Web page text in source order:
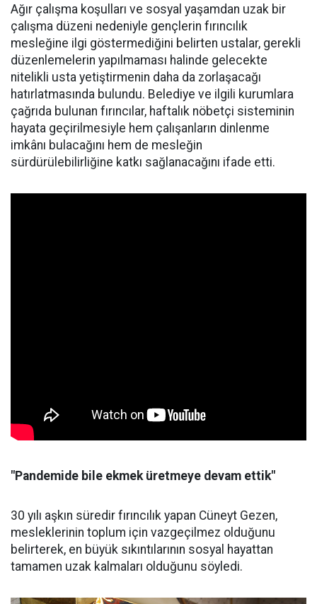
Ağır çalışma koşulları ve sosyal yaşamdan uzak bir
çalışma düzeni nedeniyle gençlerin fırıncılık
mesleğine ilgi göstermediğini belirten ustalar, gerekli
düzenlemelerin yapılmaması halinde gelecekte
nitelikli usta yetiştirmenin daha da zorlaşacağı
hatırlatmasında bulundu. Belediye ve ilgili kurumlara
çağrıda bulunan fırıncılar, haftalık nöbetçi sisteminin
hayata geçirilmesiyle hem çalışanların dinlenme
imkânı bulacağını hem de mesleğin
sürdürülebilirliğine katkı sağlanacağını ifade etti.
"Pandemide bile ekmek üretmeye devam ettik"
30 yılı aşkın süredir fırıncılık yapan Cüneyt Gezen,
mesleklerinin toplum için vazgeçilmez olduğunu
belirterek, en büyük sıkıntılarının sosyal hayattan
tamamen uzak kalmaları olduğunu söyledi.